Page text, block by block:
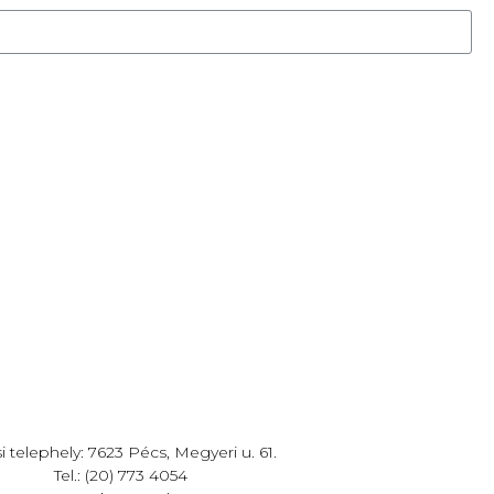
telephely: 7623 Pécs, Megyeri u. 61.
Tel.: (20) 773 4054